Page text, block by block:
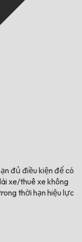
đủ điều kiện để có
xe/thuê xe không
thời hạn hiệu lực